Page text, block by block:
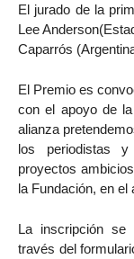
El jurado de la
Lee
Caparrós
El Premio es
con el apoyo de
alianza
los periodistas y
proyectos
la Fundación, en el
La inscripción se
través del